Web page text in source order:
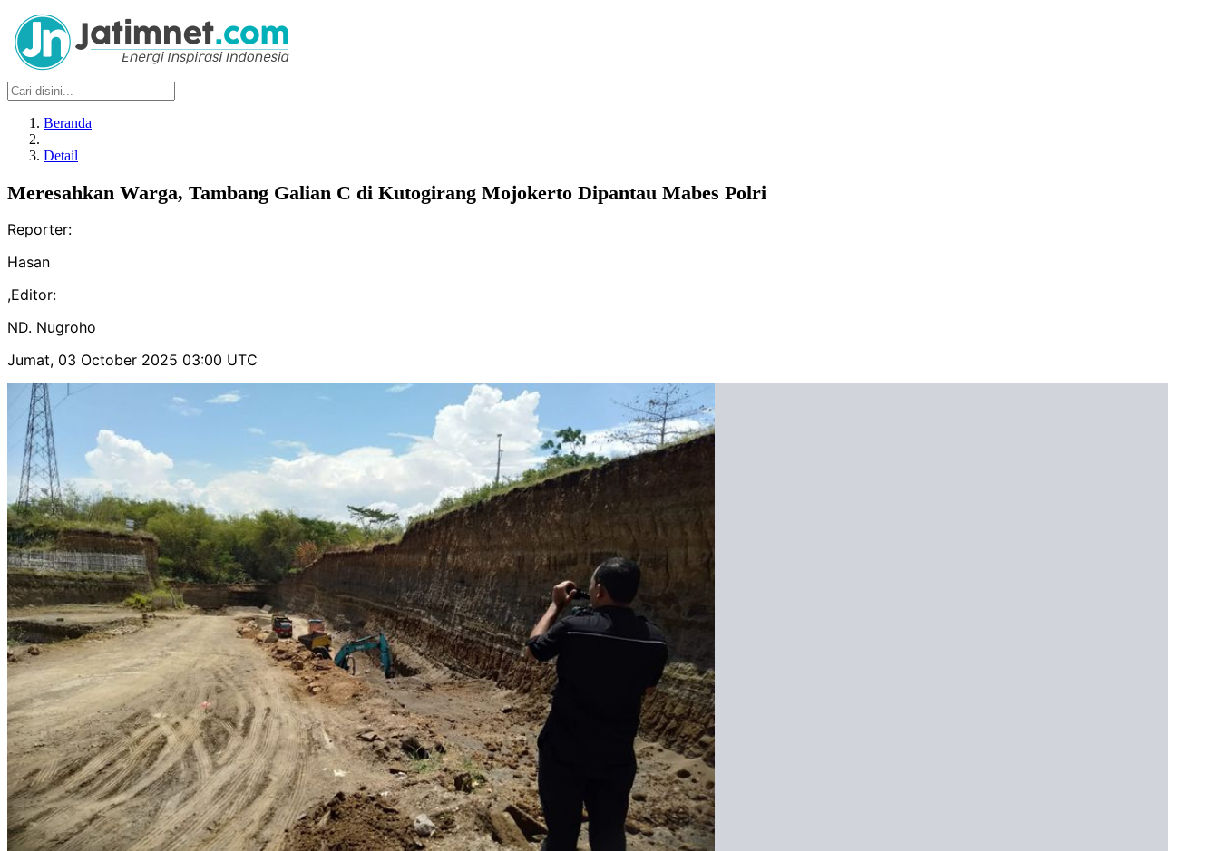
Beranda
Detail
Meresahkan Warga, Tambang Galian C di Kutogirang Mojokerto Dipantau Mabes Polri
Reporter:
Hasan
,Editor:
ND. Nugroho
Jumat, 03 October 2025 03:00 UTC